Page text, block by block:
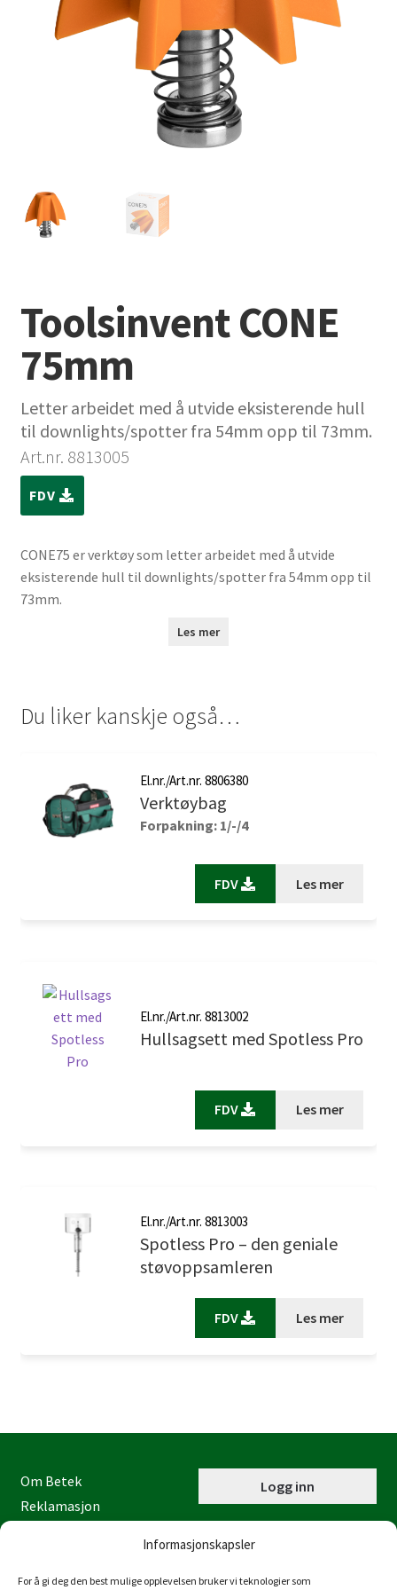
Informasjonskapsler
For å gi deg den best mulige opplevelsen bruker vi teknologier som
Toolsinvent CONE
75mm
Letter arbeidet med å utvide eksisterende hull
til downlights/spotter fra 54mm opp til 73mm.
Art.nr. 8813005
FDV
CONE75 er verktøy som letter arbeidet med å utvide
eksisterende hull til downlights/spotter fra 54mm opp til
73mm.
Les mer
Du liker kanskje også…
El.nr./Art.nr. 8806380
Verktøybag
Forpakning: 1/-/4
FDV Les mer
El.nr./Art.nr. 8813002
Hullsagsett med Spotless Pro
FDV Les mer
El.nr./Art.nr. 8813003
Spotless Pro – den geniale
støvoppsamleren
FDV Les mer
Logg inn
Om Betek
Reklamasjon
Personvernerklæring